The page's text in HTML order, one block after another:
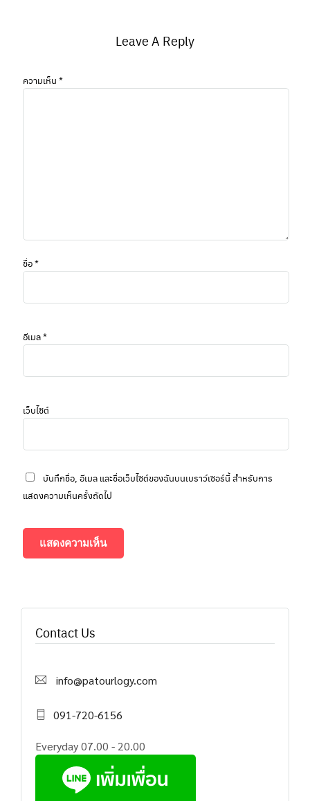
Leave A Reply
ความเห็น *
ชื่อ*
อีเมล*
เว็บไซต์
บันทึกชื่อ, อีเมล และชื่อเว็บไซต์ของฉันบนเบราว์เซอร์นี้ สำหรับการ
แสดงความเห็นครั้งถัดไป
Contact Us
info@patourlogy.com
091-720-6156
Everyday 07.00 - 20.00